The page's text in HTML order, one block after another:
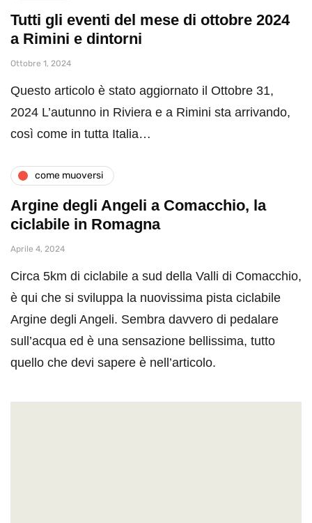
Tutti gli eventi del mese di ottobre 2024
a Rimini e dintorni
Ottobre 1, 2024
Questo articolo è stato aggiornato il Ottobre 31,
2024 L’autunno in Riviera e a Rimini sta arrivando,
così come in tutta Italia…
come muoversi
Argine degli Angeli a Comacchio, la
ciclabile in Romagna
Aprile 4, 2024
Circa 5km di ciclabile a sud della Valli di Comacchio,
è qui che si sviluppa la nuovissima pista ciclabile
Argine degli Angeli. Sembra davvero di pedalare
sull’acqua ed è una sensazione bellissima, tutto
quello che devi sapere è nell’articolo.